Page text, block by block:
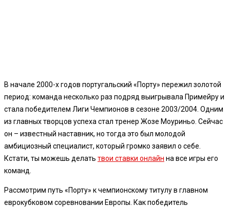
В начале 2000-х годов португальский «Порту» пережил золотой
период: команда несколько раз подряд выигрывала Примейру и
стала победителем Лиги Чемпионов в сезоне 2003/2004. Одним
из главных творцов успеха стал тренер Жозе Моуриньо. Сейчас
он – известный наставник, но тогда это был молодой
амбициозный специалист, который громко заявил о себе.
Кстати, ты можешь делать твои ставки онлайн на все игры его
команд.
Рассмотрим путь «Порту» к чемпионскому титулу в главном
еврокубковом соревновании Европы. Как победитель